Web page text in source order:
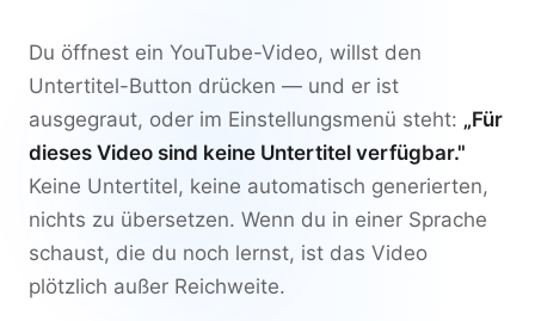
Du öffnest ein YouTube-Video, willst den
Untertitel-Button drücken — und er ist
ausgegraut, oder im Einstellungsmenü steht: „Für
dieses Video sind keine Untertitel verfügbar."
Keine Untertitel, keine automatisch generierten,
nichts zu übersetzen. Wenn du in einer Sprache
schaust, die du noch lernst, ist das Video
plötzlich außer Reichweite.